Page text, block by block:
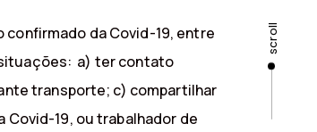
scroll
da Covid-19, entre
situações: a) ter contato
transporte; c) compartilhar
19, ou trabalhador de